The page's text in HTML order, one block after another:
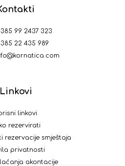
99 2437 323
22 435 989
Linkovi
linkovi
rezervirati
rezervacije smještaja
privatnosti
akontacije